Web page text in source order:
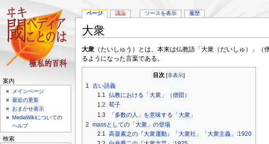
大衆
ナ
ビ
ゲ
シ
移
検
索
に
動
大衆（たいしゅう）とは、本来は仏教語「大衆（だいしゅ）」
るようになった言葉である。
目次
1 古い語義
1.1 仏教における「大衆」（僧団）
1.2 荀子
1.3
「多数の人」を意味する「大衆」
2 massとしての「大衆」の登場
2.1
高畠素之の『大衆運動』「大衆社」「大衆主義」:1920
ページ 議論 ソースを表示 履歴
案内
メインページ
最近の更新
おまかせ表示
MediaWikiについての
ヘルプ
検索